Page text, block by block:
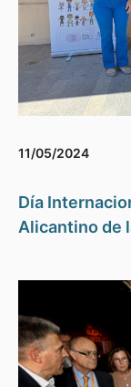
11/05/2024
Día
Alicantino de